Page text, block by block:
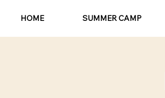
HOME SUMMER CAMP